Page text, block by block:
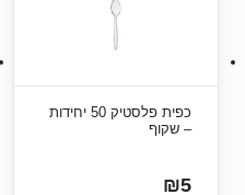
כפית פלסטיק 50 יחידות
– שקוף
₪5